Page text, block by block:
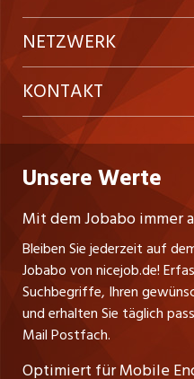
Festanstellungen
Temporäre Jobs
Freelance Jobs
Praktika
Lehrstellen
Führungspositionen
Management / Kader-Jobs
Inserieren
Firmen
Personalvermittler
Preise und Leistungen
AGB
Datenschutzerklärung
Nutzungsbedingungen
Impressum
NETZWERK
ostjob.ch
westjob.at
jobzüri.ch
jobmittelland.ch
jobbern.ch
jobbasel.ch
zentraljob.ch
KONTAKT
Niederlassung
Fa. nicejob.de
PR Medien GmbH
Lindauer Straße 16
D-88239 Wangen
Tel. +49 07522 795034
Thomas Reiner
Ansprechpartner
Unsere Werte
Mit dem Jobabo immer
Bleiben Sie jederzeit auf
Jobabo von nicejob.de!
Suchbegriffe, Ihren
und erhalten Sie täglich
Mail Postfach.
Optimiert für Mobile